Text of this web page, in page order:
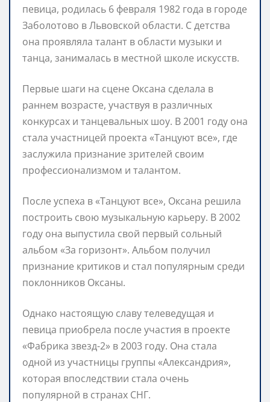
певица, родилась 6 февраля 1982 года в городе
Заболотово в Львовской области. С детства
она проявляла талант в области музыки и
танца, занималась в местной школе искусств.
Первые шаги на сцене Оксана сделала в
раннем возрасте, участвуя в различных
конкурсах и танцевальных шоу. В 2001 году она
стала участницей проекта «Танцуют все», где
заслужила признание зрителей своим
профессионализмом и талантом.
После успеха в «Танцуют все», Оксана решила
построить свою музыкальную карьеру. В 2002
году она выпустила свой первый сольный
альбом «За горизонт». Альбом получил
признание критиков и стал популярным среди
поклонников Оксаны.
Однако настоящую славу телеведущая и
певица приобрела после участия в проекте
«Фабрика звезд-2» в 2003 году. Она стала
одной из участницы группы «Александрия»,
которая впоследствии стала очень
популярной в странах СНГ.